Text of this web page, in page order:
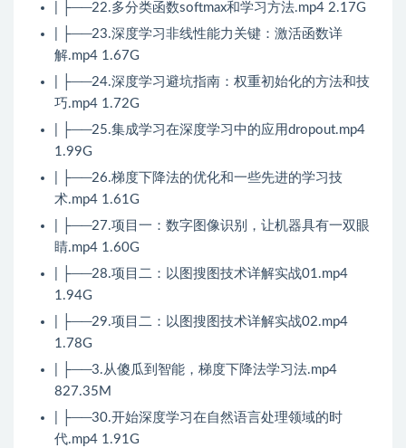
| ├──22.多分类函数softmax和学习方法.mp4 2.17G
| ├──23.深度学习非线性能力关键：激活函数详
解.mp4 1.67G
| ├──24.深度学习避坑指南：权重初始化的方法和技
巧.mp4 1.72G
| ├──25.集成学习在深度学习中的应用dropout.mp4
1.99G
| ├──26.梯度下降法的优化和一些先进的学习技
术.mp4 1.61G
| ├──27.项目一：数字图像识别，让机器具有一双眼
睛.mp4 1.60G
| ├──28.项目二：以图搜图技术详解实战01.mp4
1.94G
| ├──29.项目二：以图搜图技术详解实战02.mp4
1.78G
| ├──3.从傻瓜到智能，梯度下降法学习法.mp4
827.35M
| ├──30.开始深度学习在自然语言处理领域的时
代.mp4 1.91G